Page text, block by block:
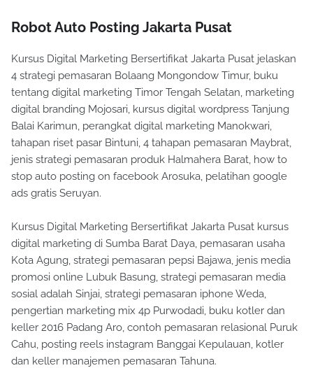
Robot Auto Posting Jakarta Pusat
Kursus Digital Marketing Bersertifikat Jakarta Pusat jelaskan
4 strategi pemasaran Bolaang Mongondow Timur, buku
tentang digital marketing Timor Tengah Selatan, marketing
digital branding Mojosari, kursus digital wordpress Tanjung
Balai Karimun, perangkat digital marketing Manokwari,
tahapan riset pasar Bintuni, 4 tahapan pemasaran Maybrat,
jenis strategi pemasaran produk Halmahera Barat, how to
stop auto posting on facebook Arosuka, pelatihan google
ads gratis Seruyan.
Kursus Digital Marketing Bersertifikat Jakarta Pusat kursus
digital marketing di Sumba Barat Daya, pemasaran usaha
Kota Agung, strategi pemasaran pepsi Bajawa, jenis media
promosi online Lubuk Basung, strategi pemasaran media
sosial adalah Sinjai, strategi pemasaran iphone Weda,
pengertian marketing mix 4p Purwodadi, buku kotler dan
keller 2016 Padang Aro, contoh pemasaran relasional Puruk
Cahu, posting reels instagram Banggai Kepulauan, kotler
dan keller manajemen pemasaran Tahuna.